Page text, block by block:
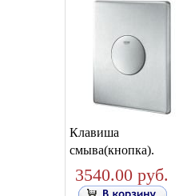
Клавиша
смыва(кнопка).
3540.00 руб.